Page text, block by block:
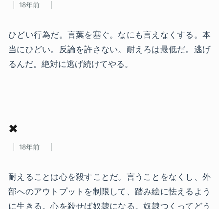
18年前
ひどい行為だ。言葉を塞ぐ。なにも言えなくする。本
当にひどい。反論を許さない。耐えろは最低だ。逃げ
るんだ。絶対に逃げ続けてやる。
✖
18年前
耐えることは心を殺すことだ。言うことをなくし、外
部へのアウトプットを制限して、踏み絵に怯えるよう
に生きる。心を殺せば奴隷になる。奴隷つくってどう